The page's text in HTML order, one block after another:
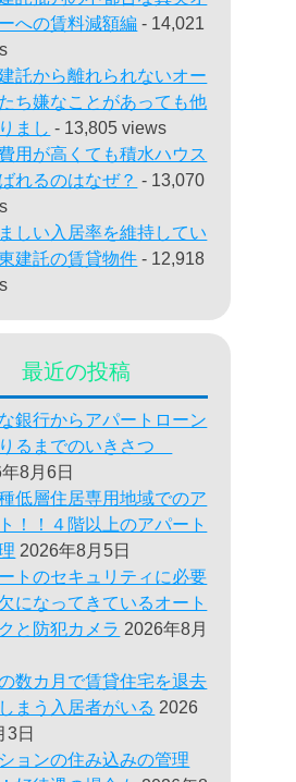
への賃料減額編 - 14,021
託から離れられないオー
ち嫌なことがあっても他
まし - 13,805 views
用が高くても積水ハウス
れるのはなぜ？ - 13,070
しい入居率を維持してい
建託の賃貸物件 - 12,918
最近の投稿
銀行からアパートローン
るまでのいきさつ
8月6日
低層住居専用地域でのア
！！４階以上のアパート
2026年8月5日
トのセキュリティに必要
になってきているオート
と防犯カメラ 2026年8月
数カ月で賃貸住宅を退去
まう入居者がいる 2026
3日
ョンの住み込みの管理